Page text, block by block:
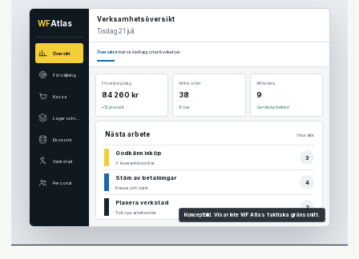
WFAtlas
Översikt
Försäljning
Kassa
Ekonomi
Verkstad
Personal
Verksamhetsöversikt
Tisdag 21 juli
ÖversiktArbetsköerRapporterAvvikelser
Försäljning idag
84 260 kr
+12 procent
Aktiva order
38
6 nya
Att hantera
9
Samlad arbetskö
Nästa arbete Visa alla
Godkänn inköp
3 leverantörsordrar
3
Stäm av betalningar
Kassa och bank
4
Planera verkstad
Två nya arbetsorder
2
Konceptbild. Visar inte WF Atlas faktiska gränssnitt.